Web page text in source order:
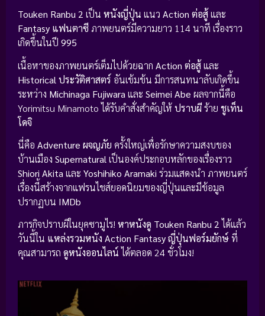
Touken Ranbu 2 เป็น หนังญี่ปุ่น แนว Action ต่อสู้และ
Fantasy แฟนตาซีภาพยนตร์มีความยาว 114 นาที เรื่องราว
เกิดขึ้นในปี 995
เนื้อหาของภาพยนตร์เต็มไปด้วยฉาก Action ต่อสู้และ
Historical ประวัติศาสตร์ อันเข้มข้น มีการสนทนาลับเกิดขึ้น
ระหว่าง Michinaga Fujiwara และ Seimei Abe ผลจากนี้คือ
Yorimitsu Minamoto ได้รับคำสั่งสำคัญให้ปราบผีร้าย ชูเท็น
โดจิ
นี่คือ Adventure ผจญภัย ครั้งใหญ่เพื่อรักษาความสงบของ
บ้านเมือง Supernatural เป็นองค์ประกอบหลักของเรื่องราว
Shiori Akita และ Yoshihiko Aramaki ร่วมแสดงนำ ภาพยนตร์
เรื่องนี้สร้างจากแฟรนไชส์ยอดนิยมของญี่ปุ่นและมีข้อมูล
ปรากฏบน IMDb
ภารกิจปราบผีในยุคซามูไร! หาหนังดู Touken Ranbu 2ได้แล้ว
วันนี้ใน แหล่งรวมหนัง Action Fantasy ญี่ปุ่นฟอร์มยักษ์ที่
คุณสามารถ ดูหนังออนไลน์ได้ตลอด 24 ชั่วโมง!